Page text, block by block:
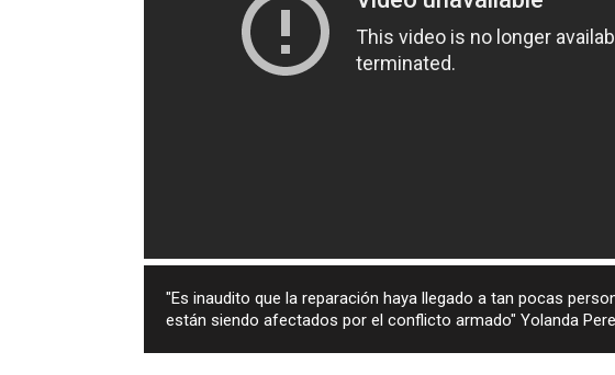
"Es inaudito que la reparación haya llegado a tan pocas
están siendo afectados por el conflicto armado" Yolanda